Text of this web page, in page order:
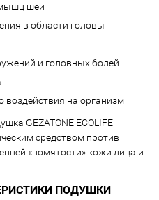
шеи
в области головы
и головных болей
воздействия на организм
GEZATONE ECOLIFE
средством против
«помятости» кожи лица и
ПОДУШКИ